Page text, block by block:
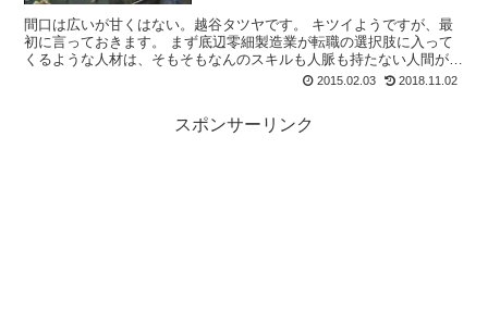
間口は広いが甘くはない。越谷タツヤです。 キツイようですが、最
初に言っておきます。 まず底辺零細製造業が転職の選択肢に入って
くるような人材は、そもそもなんのスキルも人脈も持たない人間がほ
とんどなので、年収400万円の大台を超える... 2015.02.03 2018.11.02
スポンサーリンク